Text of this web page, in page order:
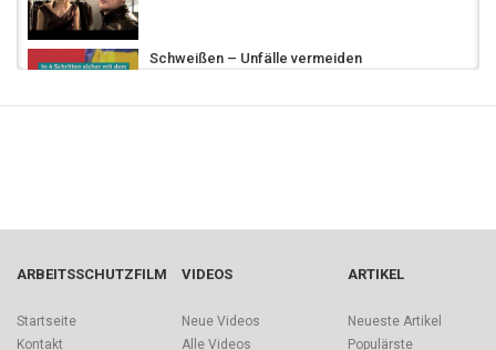
Schweißen – Unfälle vermeiden
Ausbildung Sicherheit und Gesundheit
BG Bau - Toms Life "Der verlassene Helm"
4,688 Aufrufe
ARBEITSSCHUTZFILM
Startseite
Kontakt
VIDEOS
Neue Videos
Alle Videos
ARTIKEL
Neueste Artikel
Populärste